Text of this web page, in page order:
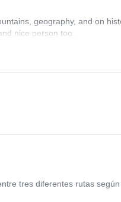
geography, and on
nice person too.
tres diferentes rutas